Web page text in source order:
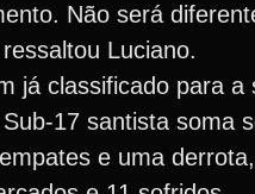
Não será
ressaltou Luciano.
já classificado para a
17 santista soma
e uma